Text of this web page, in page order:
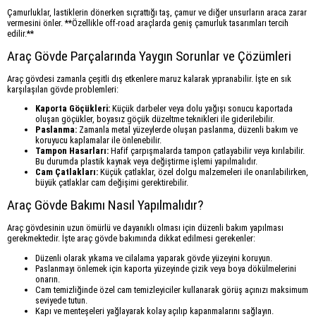
Çamurluklar, lastiklerin dönerken sıçrattığı taş, çamur ve diğer unsurların araca zarar
vermesini önler. **Özellikle off-road araçlarda geniş çamurluk tasarımları tercih
edilir.**
Araç Gövde Parçalarında Yaygın Sorunlar ve Çözümleri
Araç gövdesi zamanla çeşitli dış etkenlere maruz kalarak yıpranabilir. İşte en sık
karşılaşılan gövde problemleri:
Kaporta Göçükleri: Küçük darbeler veya dolu yağışı sonucu kaportada
oluşan göçükler, boyasız göçük düzeltme teknikleri ile giderilebilir.
Paslanma: Zamanla metal yüzeylerde oluşan paslanma, düzenli bakım ve
koruyucu kaplamalar ile önlenebilir.
Tampon Hasarları: Hafif çarpışmalarda tampon çatlayabilir veya kırılabilir.
Bu durumda plastik kaynak veya değiştirme işlemi yapılmalıdır.
Cam Çatlakları: Küçük çatlaklar, özel dolgu malzemeleri ile onarılabilirken,
büyük çatlaklar cam değişimi gerektirebilir.
Araç Gövde Bakımı Nasıl Yapılmalıdır?
Araç gövdesinin uzun ömürlü ve dayanıklı olması için düzenli bakım yapılması
gerekmektedir. İşte araç gövde bakımında dikkat edilmesi gerekenler:
Düzenli olarak yıkama ve cilalama yaparak gövde yüzeyini koruyun.
Paslanmayı önlemek için kaporta yüzeyinde çizik veya boya dökülmelerini
onarın.
Cam temizliğinde özel cam temizleyiciler kullanarak görüş açınızı maksimum
seviyede tutun.
Kapı ve menteşeleri yağlayarak kolay açılıp kapanmalarını sağlayın.